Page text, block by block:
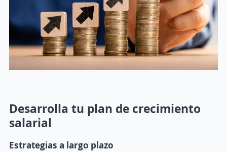
Desarrolla tu plan de crecimiento
salarial
Estrategias a largo plazo